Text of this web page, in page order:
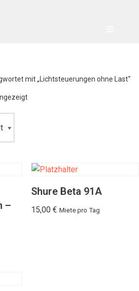
mit „Lichtsteuerungen ohne Last“
–
Shure Beta 91A
15,00 € Miete pro Tag